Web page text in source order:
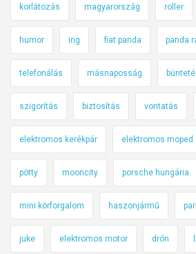
korlátozás magyarország roller
humor ing fiat panda panda
telefonálás másnaposság
szigorítás biztosítás vontatás
elektromos kerékpár elektromos moped
pötty mooncity porsche hungária
mini körforgalom haszonjármű
juke elektromos motor drón